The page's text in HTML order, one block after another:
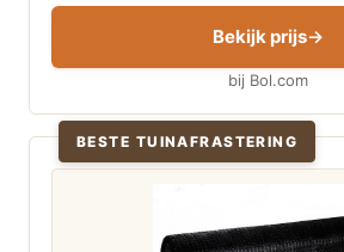
Bekijk prijs
bij Bol.com
BESTE TUINAFRASTERING